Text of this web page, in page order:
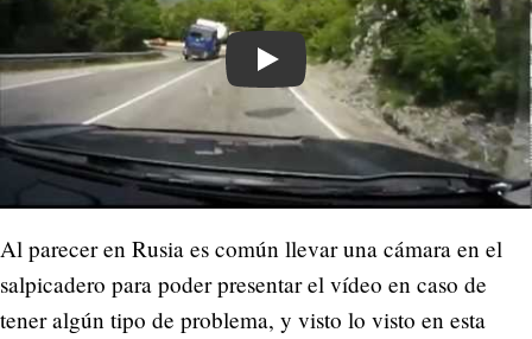
Play
Al parecer en Rusia es común llevar una cámara en el
salpicadero para poder presentar el vídeo en caso de
tener algún tipo de problema, y visto lo visto en esta